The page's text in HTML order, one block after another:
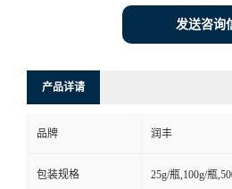
发送咨询
产品详请
品牌 润丰
包装规格 25g/瓶,100g/瓶